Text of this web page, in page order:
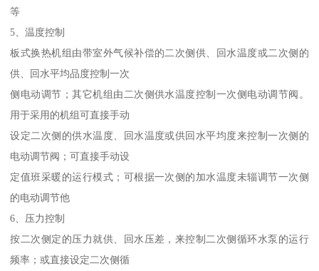
等
5、温度控制
板式换热机组由带室外气候补偿的二次侧供、回水温度或二次侧的
供、回水平均品度控制一次
侧电动调节；其它机组由二次侧供水温度控制一次侧电动调节阀。
用于采用的机组可直接手动
设定二次侧的供水温度、回水温度或供回水平均度来控制一次侧的
电动调节阀；可直接手动设
定值班采暖的运行模式；可根据一次侧的加水温度未辎调节一次侧
的电动调节他
6、压力控制
按二次侧定的压力就供、回水压差，来控制二次侧循环水泵的运行
频率；或直接设定二次侧循